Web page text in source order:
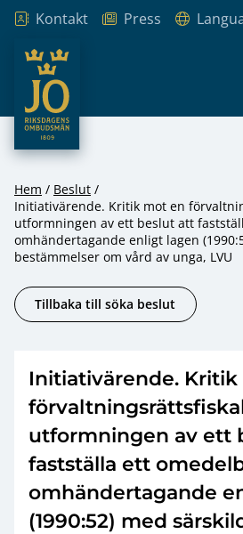
Hoppa till innehåll
Kontakt Press
JO – Riksdagens Ombudsmän
Hem
Beslut
Initiativärende. Kritik mot en
utformningen av ett beslut att
omhändertagande enligt lagen
bestämmelser om vård av unga, LVU
Tillbaka till söka beslut
Initiativärende.
utformningen av ett
fastställa ett
omhändertagande
(1990:52) med